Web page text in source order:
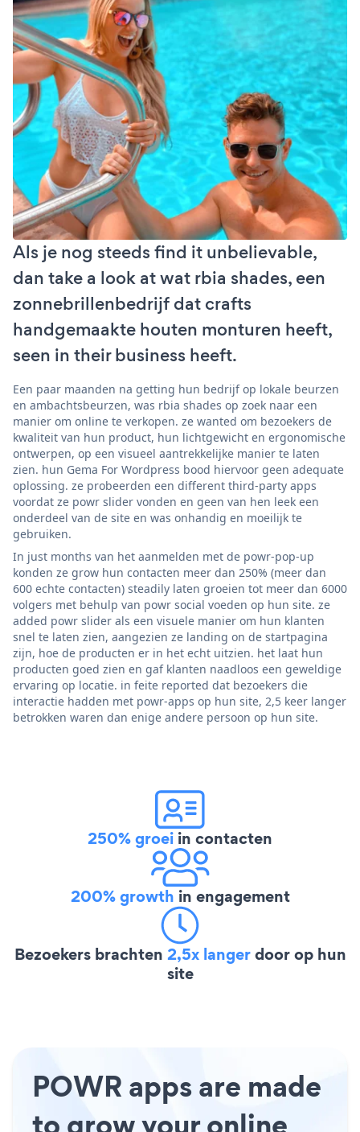
Als je nog steeds find it unbelievable,
dan take a look at wat rbia shades, een
zonnebrillenbedrijf dat crafts
handgemaakte houten monturen heeft,
seen in their business heeft.
Een paar maanden na getting hun bedrijf op lokale beurzen
en ambachtsbeurzen, was rbia shades op zoek naar een
manier om online te verkopen. ze wanted om bezoekers de
kwaliteit van hun product, hun lichtgewicht en ergonomische
ontwerpen, op een visueel aantrekkelijke manier te laten
zien. hun Gema For Wordpress bood hiervoor geen adequate
oplossing. ze probeerden een different third-party apps
voordat ze powr slider vonden en geen van hen leek een
onderdeel van de site en was onhandig en moeilijk te
gebruiken.
In just months van het aanmelden met de powr-pop-up
konden ze grow hun contacten meer dan 250% (meer dan
600 echte contacten) steadily laten groeien tot meer dan 6000
volgers met behulp van powr social voeden op hun site. ze
added powr slider als een visuele manier om hun klanten
snel te laten zien, aangezien ze landing on de startpagina
zijn, hoe de producten er in het echt uitzien. het laat hun
producten goed zien en gaf klanten naadloos een geweldige
ervaring op locatie. in feite reported dat bezoekers die
interactie hadden met powr-apps op hun site, 2,5 keer langer
betrokken waren dan enige andere persoon op hun site.
250% groei in contacten
200% growth in engagement
Bezoekers brachten 2,5x langerdoor op hun
site
POWR apps are made